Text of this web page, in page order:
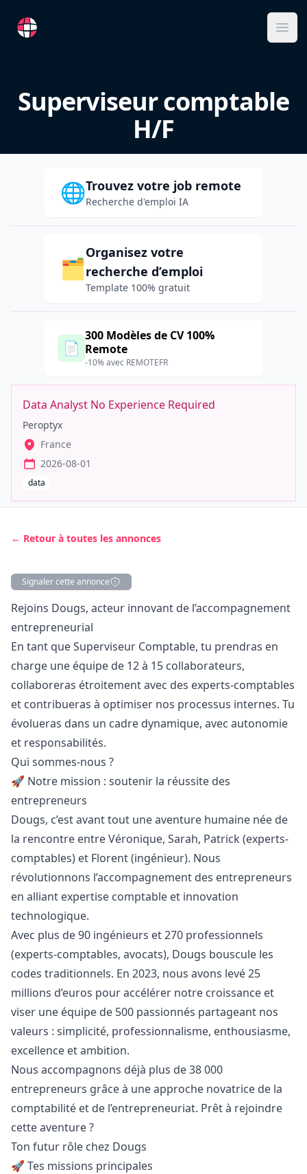
RemoteFR
Superviseur comptable
H/F
🌐Trouvez votre job remote
Recherche d'emploi IA
🗂️
Organisez votre
recherche d’emploi
Template 100% gratuit
📄
300 Modèles de CV 100%
Remote
-10% avec REMOTEFR
Data Analyst No Experience Required
Peroptyx
France
2026-08-01
data
← Retour à toutes les annonces
Signaler cette annonce
Description
Rejoins Dougs, acteur innovant de l’accompagnement
entrepreneurial
En tant que Superviseur Comptable, tu prendras en
charge une équipe de 12 à 15 collaborateurs,
collaboreras étroitement avec des experts-comptables
et contribueras à optimiser nos processus internes. Tu
évolueras dans un cadre dynamique, avec autonomie
et responsabilités.
Qui sommes-nous ?
🚀 Notre mission : soutenir la réussite des
entrepreneurs
Dougs, c’est avant tout une aventure humaine née de
la rencontre entre Véronique, Sarah, Patrick (experts-
comptables) et Florent (ingénieur). Nous
révolutionnons l’accompagnement des entrepreneurs
en alliant expertise comptable et innovation
technologique.
Avec plus de 90 ingénieurs et 270 professionnels
(experts-comptables, avocats), Dougs bouscule les
codes traditionnels. En 2023, nous avons levé 25
millions d’euros pour accélérer notre croissance et
viser une équipe de 500 passionnés partageant nos
valeurs : simplicité, professionnalisme, enthousiasme,
excellence et ambition.
Nous accompagnons déjà plus de 38 000
entrepreneurs grâce à une approche novatrice de la
comptabilité et de l’entrepreneuriat. Prêt à rejoindre
cette aventure ?
Ton futur rôle chez Dougs
🚀 Tes missions principales